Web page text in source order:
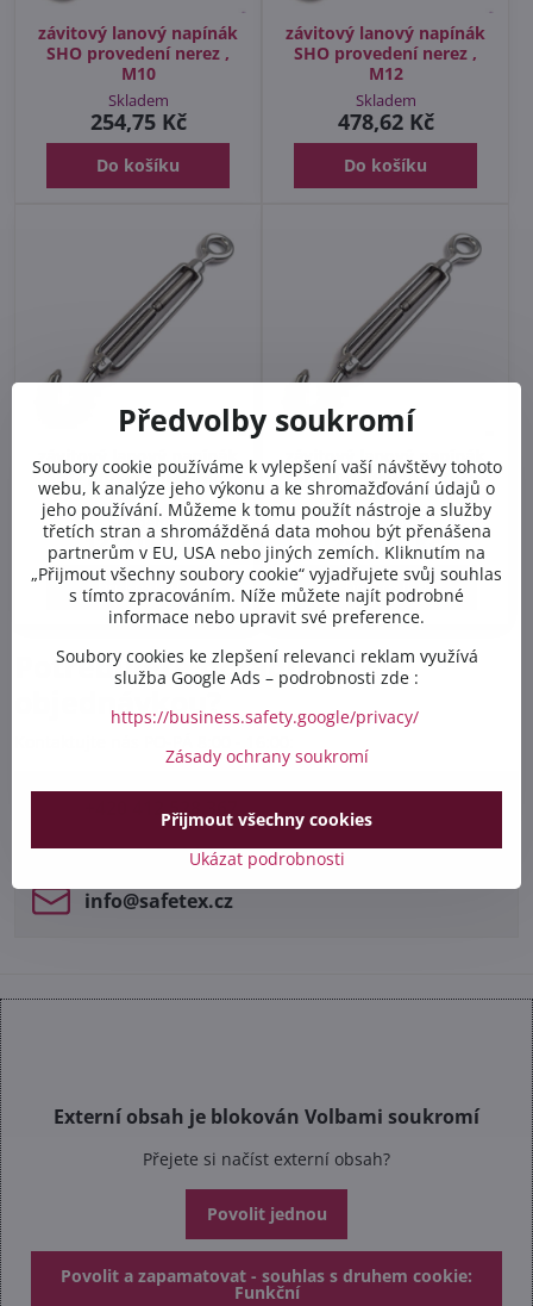
závitový lanový napínák
SHO provedení nerez ,
M10
Skladem
254,75 Kč
Do košíku
závitový lanový napínák
SHO provedení nerez ,
M12
Skladem
478,62 Kč
Do košíku
závitový lanový napínák
SHO provedení nerez ,
M16
Skladem
1277,05 Kč
Do košíku
závitový lanový napínák
SHO provedení nerez ,
M20
Skladem
2320,30 Kč
Do košíku
Potřebujete poradit s
objednávkou?
+420 412 528 367
+420 602 284 314
info​@safetex​.cz
Externí obsah je blokován Volbami soukromí
Přejete si načíst externí obsah?
Povolit jednou
Povolit a zapamatovat - souhlas s druhem cookie:
Funkční
Předvolby soukromí
Soubory cookie používáme k vylepšení vaší návštěvy tohoto
webu, k analýze jeho výkonu a ke shromažďování údajů o
jeho používání. Můžeme k tomu použít nástroje a služby
třetích stran a shromážděná data mohou být přenášena
partnerům v EU, USA nebo jiných zemích. Kliknutím na
„Přijmout všechny soubory cookie“ vyjadřujete svůj souhlas
s tímto zpracováním. Níže můžete najít podrobné
informace nebo upravit své preference.
Soubory cookies ke zlepšení relevanci reklam využívá
služba Google Ads – podrobnosti zde :
https://business.safety.google/privacy/
Zásady ochrany soukromí
Ukázat podrobnosti
Přijmout všechny cookies